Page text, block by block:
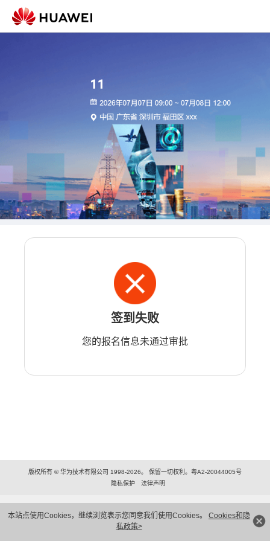
本站点使用Cookies，继续浏览表示您同意我们使用Cookies。 Cookies和隐
私政策>
签到失败
您的报名信息未通过审批
版权所有 © 华为技术有限公司 1998-2026。 保留一切权利。粤A2-20044005号
隐私保护
法律声明